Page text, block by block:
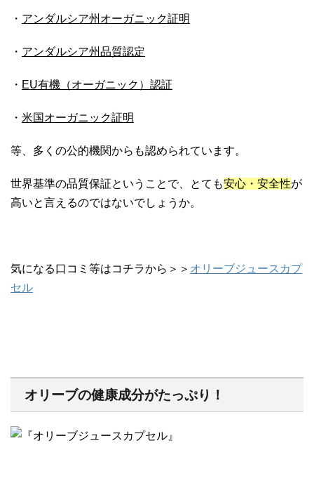
・ アンダルシア州オーガニック証明
・ アンダルシア州品質認定
・ EU有機（オーガニック）認証
・ 米国オーガニック証明
等、多くの公的機関からも認められています。
世界基準の品質保証ということで、とても安心・安全性が
高いと言えるのではないでしょうか。
気になる口コミ等はコチラから＞＞ オリーブジュースカプ
セル
オリーブの健康成分がたっぷり！